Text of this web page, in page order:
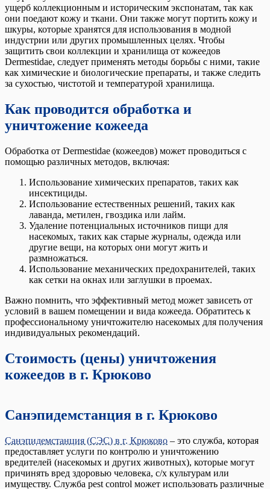
ущерб коллекционным и историческим экспонатам, так как
они поедают кожу и ткани. Они также могут портить кожу и
шкуры, которые хранятся для использования в модной
индустрии или других промышленных целях. Чтобы
защитить свои коллекции и хранилища от кожеедов
Dermestidae, следует применять методы борьбы с ними, такие
как химические и биологические препараты, и также следить
за сухостью, чистотой и температурой хранилища.
Как проводится обработка и
уничтожение кожееда
Обработка от Dermestidae (кожеедов) может проводиться с
помощью различных методов, включая:
Использование химических препаратов, таких как
инсектициды.
Использование естественных решений, таких как
лаванда, метилен, гвоздика или лайм.
Удаление потенциальных источников пищи для
насекомых, таких как старые журналы, одежда или
другие вещи, на которых они могут жить и
размножаться.
Использование механических предохранителей, таких
как сетки на окнах или заглушки в проемах.
Важно помнить, что эффективный метод может зависеть от
условий в вашем помещении и вида кожееда. Обратитесь к
профессиональному уничтожителю насекомых для получения
индивидуальных рекомендаций.
Стоимость (цены) уничтожения
кожеедов в г. Крюково
Санэпидемстанция в г. Крюково
Санэпидемстанция (СЭС) в г. Крюково – это служба, которая
предоставляет услуги по контролю и уничтожению
вредителей (насекомых и других животных), которые могут
причинять вред здоровью человека, с/х культурам или
имуществу. Служба pest control может использовать различные